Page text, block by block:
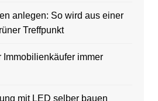
anlegen: So wird aus einer
Treffpunkt
Immobilienkäufer immer
mit LED selber bauen